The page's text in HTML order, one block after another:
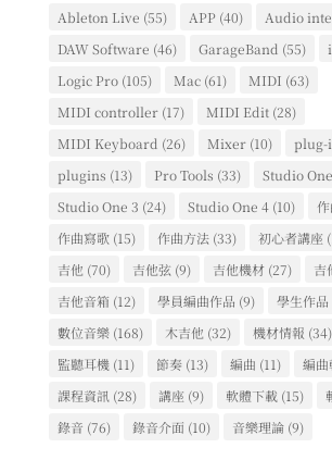
別Ableton Live (55) APP(40) Audio
DAW Software (46) GarageBand (55)
Logic Pro(105) Mac(61) MIDI (63)
MIDI controller(17) MIDI Edit(28)
MIDI Keyboard (26) Mixer(10) plug-
plugins (13) Pro Tools (33) Studio One
Studio One 3 (24) Studio One 4(10)
作曲寫歌(15) 作曲方法(33) 初心者講座
吉他 (70) 吉他弦(9) 吉他機材(27) 吉
吉他音箱 (12) 學員編曲作品 (9) 學生作品
數位音樂(168) 木吉他 (32) 機材情報 (34)
監聽耳機(11) 節奏(13) 編曲 (11) 編曲
課程資訊(28) 講座 (9) 軟體下載(15)
錄音 (76) 錄音介面 (10) 音樂理論(9)